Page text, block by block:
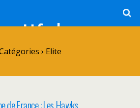
l'Objectif de Clairette
› Elite
de France : Les Hawks